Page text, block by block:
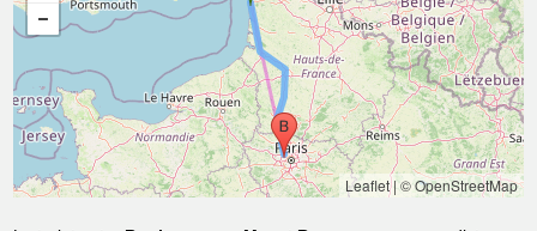
Leaflet|© OpenStreetMap